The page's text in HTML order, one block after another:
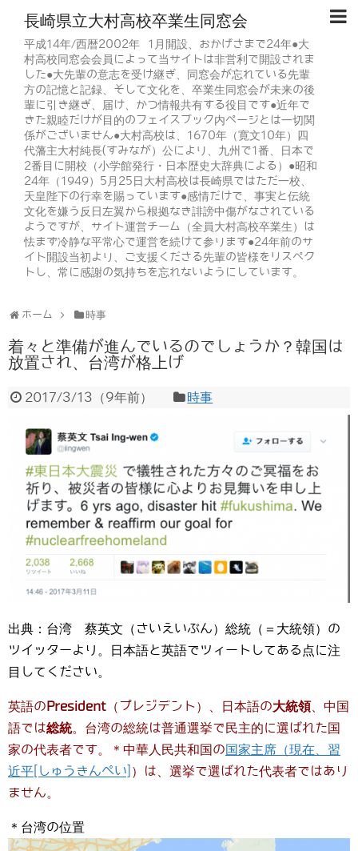
長崎県立大村高校卒業生同窓会
平成14年/西暦2002年 1月開設、おかげさまで24年●大
村高校同窓会会員によって当サイトは非営利で開設されま
した●大先輩の意志を受け継ぎ、同窓会が忘れている先輩
方の記憶と記録、そして文化を、卒業生同窓会が未来の後
輩に引き継ぎ、届け、かつ情報共有する役目です●近年で
きた親睦だけが目的のフェイスブック内ページとは一切関
係がございません●大村高校は、1670年（寛文10年）四
代藩主大村純長(すみなが）公により、九州で1番、日本で
2番目に開校（小学館発行・日本歴史大辞典による）●昭和
24年（1949）5月25日大村高校は長崎県ではただ一校、
天皇陛下の行幸を賜っています●感情だけで、事実と伝統
文化を嫌う反日左翼から根拠なき誹謗中傷がなされている
ようですが、サイト運営チーム（全員大村高校卒業生）は
怯まず冷静な平常心で運営を続けて参ります●24年前のサ
イト開設当初より、ご支援くださる先輩の皆様をリスペク
トし、常に感謝の気持ちを忘れないようにしています。
ホーム 時事
着々と準備が進んでいるのでしょうか？韓国は
放置され、台湾が格上げ
2017/3/13 （9年前） 時事
出典：台湾 蔡英文（さいえいぶん）総統（＝大統領）の
ツイッターより。日本語と英語でツィートしてある点に注
目してください。
英語の President （プレジデント）、日本語の大統領、中国
語では総統。台湾の総統は普通選挙で民主的に選ばれた国
家の代表者です。＊中華人民共和国の国家主席（現在、習
近平[しゅうきんぺい] ）は、選挙で選ばれた代表者ではあり
ません。
＊台湾の位置